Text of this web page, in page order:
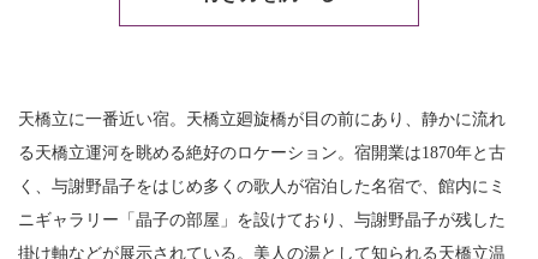
天橋立に一番近い宿。天橋立廻旋橋が目の前にあり、静かに流れ
る天橋立運河を眺める絶好のロケーション。宿開業は1870年と古
く、与謝野晶子をはじめ多くの歌人が宿泊した名宿で、館内にミ
ニギャラリー「晶子の部屋」を設けており、与謝野晶子が残した
掛け軸などが展示されている。美人の湯として知られる天橋立温